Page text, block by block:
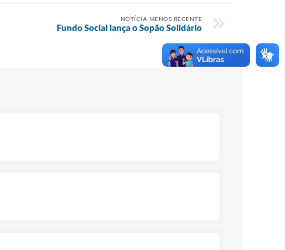
NOTÍCIA MENOS RECENTE
Fundo Social lança o Sopão Solidário